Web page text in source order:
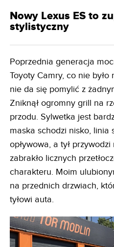
Nowy Lexus ES to
stylistyczny
Poprzednia generacja
Toyoty Camry, co nie było
nie da się pomylić z
Zniknął ogromny grill na
przodu. Sylwetka jest
maska schodzi nisko, linia
opływowa, a tył
zabrakło licznych
charakteru. Moim
na przednich drzwiach,
tyłowi auta.